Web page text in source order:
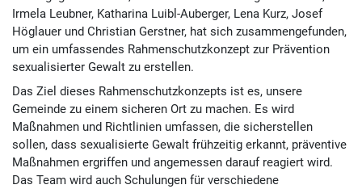
Irmela Leubner, Katharina Luibl-Auberger, Lena Kurz, Josef
Höglauer und Christian Gerstner, hat sich zusammengefunden,
um ein umfassendes Rahmenschutzkonzept zur Prävention
sexualisierter Gewalt zu erstellen.
Das Ziel dieses Rahmenschutzkonzepts ist es, unsere
Gemeinde zu einem sicheren Ort zu machen. Es wird
Maßnahmen und Richtlinien umfassen, die sicherstellen
sollen, dass sexualisierte Gewalt frühzeitig erkannt, präventive
Maßnahmen ergriffen und angemessen darauf reagiert wird.
Das Team wird auch Schulungen für verschiedene